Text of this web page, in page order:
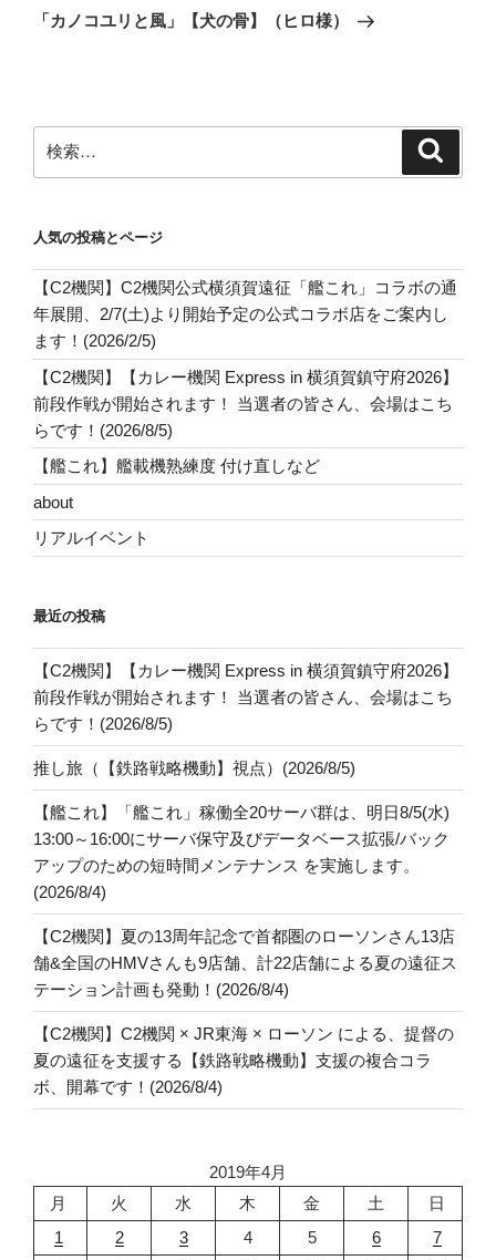
ゲ
ン
の
「カノコユリと風」【犬の骨】（ヒロ様）
索:
人気の投稿とページ
【C2機関】C2機関公式横須賀遠征「艦これ」コラボの通
年展開、2/7(土)より開始予定の公式コラボ店をご案内し
ます！(2026/2/5)
【C2機関】【カレー機関 Express in 横須賀鎮守府2026】
前段作戦が開始されます！ 当選者の皆さん、会場はこち
らです！(2026/8/5)
【艦これ】艦載機熟練度 付け直しなど
about
リアルイベント
最近の投稿
【C2機関】【カレー機関 Express in 横須賀鎮守府2026】
前段作戦が開始されます！ 当選者の皆さん、会場はこち
らです！(2026/8/5)
推し旅（【鉄路戦略機動】視点）(2026/8/5)
【艦これ】「艦これ」稼働全20サーバ群は、明日8/5(水)
13:00～16:00にサーバ保守及びデータベース拡張/バック
アップのための短時間メンテナンス を実施します。
(2026/8/4)
【C2機関】夏の13周年記念で首都圏のローソンさん13店
舗&全国のHMVさんも9店舗、計22店舗による夏の遠征ス
テーション計画も発動！(2026/8/4)
【C2機関】C2機関 × JR東海 × ローソン による、提督の
夏の遠征を支援する【鉄路戦略機動】支援の複合コラ
ボ、開幕です！(2026/8/4)
2019年4月
月
火 水 木 金 土
日
1
2 3 4 5 6
7